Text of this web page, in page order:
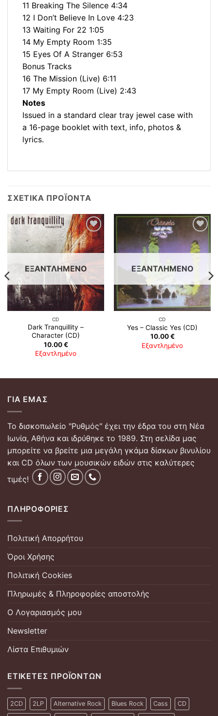
11 Breaking The Silence 4:34
12 I Don’t Believe In Love 4:23
13 Waiting For 22 1:05
14 My Empty Room 1:35
15 Eyes Of A Stranger 6:53
Bonus Tracks
16 The Mission (Live) 6:11
17 My Empty Room (Live) 2:43
Notes
Issued in a standard clear tray jewel case with
a 16-page booklet with text, info, photos &
lyrics.
ΣΧΕΤΙΚΆ ΠΡΟΪΌΝΤΑ
Προσθήκη
στη λίστα
επιθυμιών
ΕΞΑΝΤΛΗΜΈΝΟ
CD
Dark Tranquillity ‎–
Character (CD)
10.00€
Εξαντλημένο
Προσθήκη
στη λίστα
επιθυμιών
ΕΞΑΝΤΛΗΜΈΝΟ
CD
Yes ‎– Classic Yes (CD)
10.00€
Εξαντλημένο
ΓΙΑ ΕΜΆΣ
Το δισκοπωλείο "Ρυθμός" έχει την έδρα του στη Νέα
Ιωνία, Αθήνα και ιδρύθηκε το 1989. Στη σελίδα μας
μπορείτε να βρείτε μια μεγάλη γκάμα δίσκων βινυλίου
και CD όλων των μουσικών ειδών στις καλύτερες
τιμές!
ΠΛΗΡΟΦΟΡΊΕΣ
Πολιτική Απορρήτου
Όροι Χρήσης
Πολιτική Cookies
Πληρωμές & Πληροφορίες αποστολής
Ο Λογαριασμός μου
Newsletter
Λίστα Επιθυμιών
ΕΤΙΚΈΤΕΣ ΠΡΟΪΌΝΤΩΝ
2CD 2LP Alternative Rock Blues Rock Cass CD